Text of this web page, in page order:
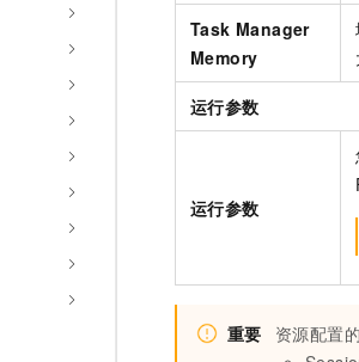
Task Manager
Memory
运行参数
运行参数
重要 资源配置的